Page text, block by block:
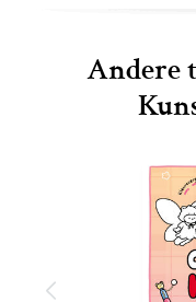
Andere